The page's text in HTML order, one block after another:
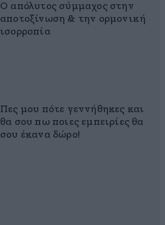
Ο απόλυτος σύμμαχος στην
αποτοξίνωση & την ορμονική
ισορροπία
Πες μου πότε γεννήθηκες και
θα σου πω ποιες εμπειρίες θα
σου έκανα δώρο!